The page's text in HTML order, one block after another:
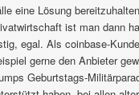
eine Lösung
ist man dann
egal. Als coinbase-
gerne den Anbieter
Geburtstags-